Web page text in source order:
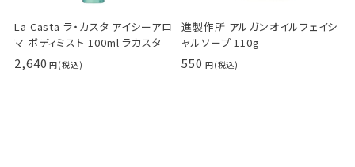
La Casta ラ・カスタ アイシーアロ
マ ボディミスト 100ml ラカスタ
2,640
進製作所 アルガンオイルフェイシ
ャルソープ 110g
550